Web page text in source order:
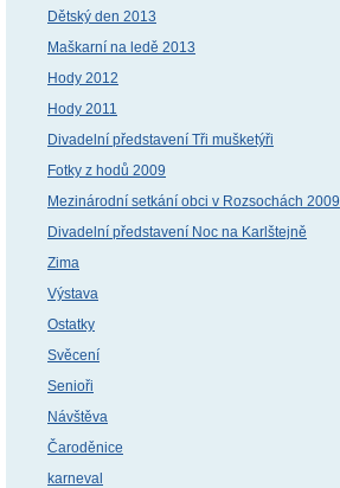
Dětský den 2013
Maškarní na ledě 2013
Hody 2012
Hody 2011
Divadelní představení Tři mušketýři
Fotky z hodů 2009
Mezinárodní setkání obci v Rozsochách 2009
Divadelní představení Noc na Karlštejně
Zima
Výstava
Ostatky
Svěcení
Senioři
Návštěva
Čaroděnice
karneval